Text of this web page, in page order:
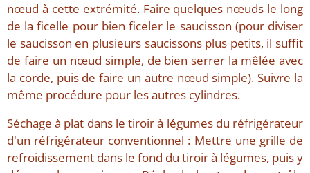
nœud à cette extrémité. Faire quelques nœuds le long
de la ficelle pour bien ficeler le saucisson (pour diviser
le saucisson en plusieurs saucissons plus petits, il suffit
de faire un nœud simple, de bien serrer la mêlée avec
la corde, puis de faire un autre nœud simple). Suivre la
même procédure pour les autres cylindres.
Séchage à plat dans le tiroir à légumes du réfrigérateur
d'un réfrigérateur conventionnel : Mettre une grille de
refroidissement dans le fond du tiroir à légumes, puis y